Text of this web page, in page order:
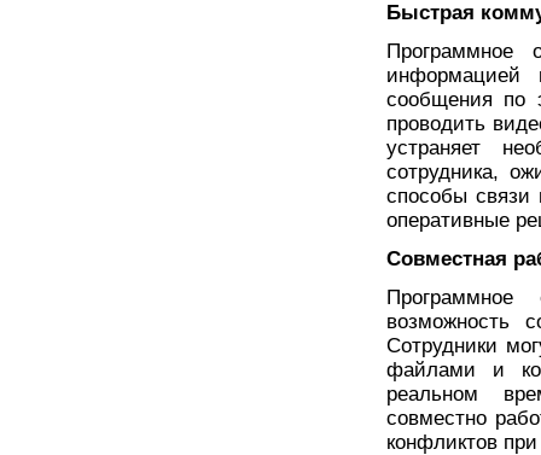
Быстрая
Программное
информацией
сообщения по
проводить
устраняет
сотрудника,
способы связи
оперативные
Совместная
Программное
возможность
Сотрудники
файлами и
реальном
совместно
конфликтов